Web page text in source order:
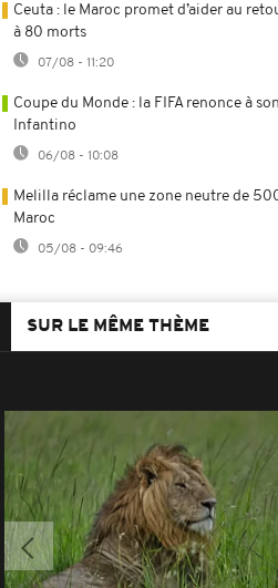
Ceuta : le Maroc promet d’aider au
à 80 morts
07/08 - 11:20
Coupe du Monde : la FIFA renonce à
Infantino
06/08 - 10:08
Melilla réclame une zone neutre de
Maroc
05/08 - 09:46
SUR LE MÊME THÈME